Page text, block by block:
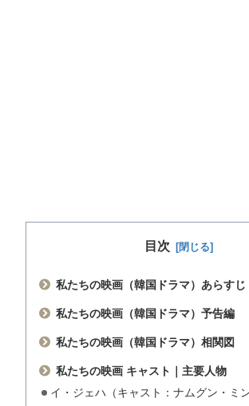
目次
私たちの映画（韓国ドラマ）あらすじ
私たちの映画（韓国ドラマ）予告編
私たちの映画（韓国ドラマ）相関図
私たちの映画 キャスト｜主要人物
イ・ジェハ（キャスト：ナムグン・ミン